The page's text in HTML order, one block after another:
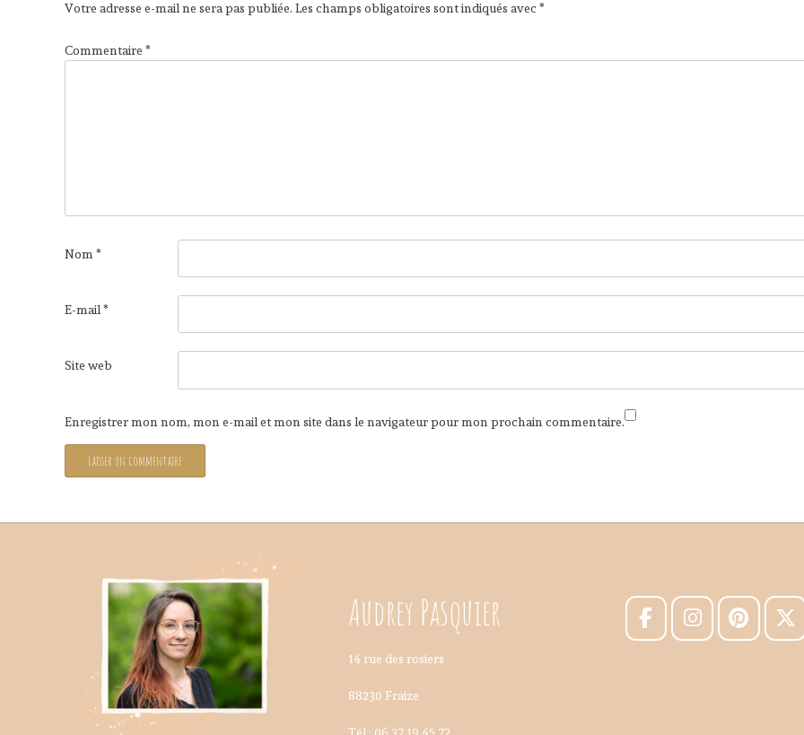
Votre adresse e-mail ne sera pas publiée. Les champs obligatoires sont indiqués avec *
Commentaire *
Nom *
E-mail *
Site web
Enregistrer mon nom, mon e-mail et mon site dans le navigateur pour mon prochain commentaire.
Audrey Pasquier
14 rue des rosiers
88230 Fraize
Tél : 06.37.19.45.72